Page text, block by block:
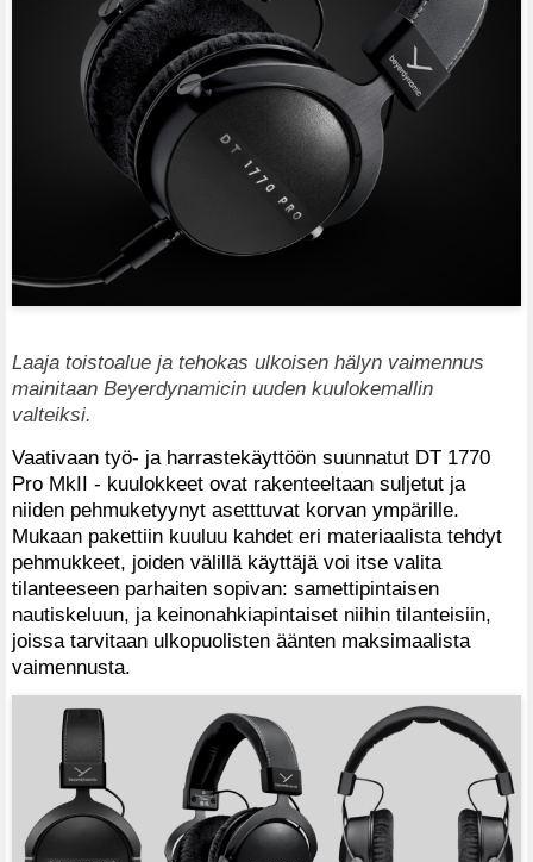
Laaja toistoalue ja tehokas ulkoisen hälyn vaimennus
mainitaan Beyerdynamicin uuden kuulokemallin
valteiksi.
Vaativaan työ- ja harrastekäyttöön suunnatut DT 1770
Pro MkII - kuulokkeet ovat rakenteeltaan suljetut ja
niiden pehmuketyynyt asetttuvat korvan ympärille.
Mukaan pakettiin kuuluu kahdet eri materiaalista tehdyt
pehmukkeet, joiden välillä käyttäjä voi itse valita
tilanteeseen parhaiten sopivan: samettipintaisen
nautiskeluun, ja keinonahkiapintaiset niihin tilanteisiin,
joissa tarvitaan ulkopuolisten äänten maksimaalista
vaimennusta.